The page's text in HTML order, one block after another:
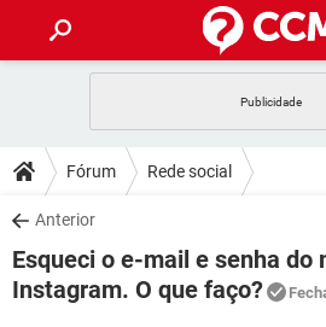
CELULAR
OUTLOOK
INSTAGRAM
GUIA DE COMPRAS
DICAS
JOGOS
OUTLOOK
DOWNLOADS
JOGOS
CELULAR
FÓRUM
Fórum Rede social
Anterior
Esqueci o e-mail e senha do
Instagram. O que faço?